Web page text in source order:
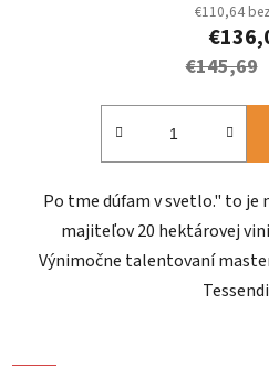
€110,64
€145,69
Po tme dúfam v svetlo." to je
majiteľov 20 hektárovej
Výnimočne talentovaní